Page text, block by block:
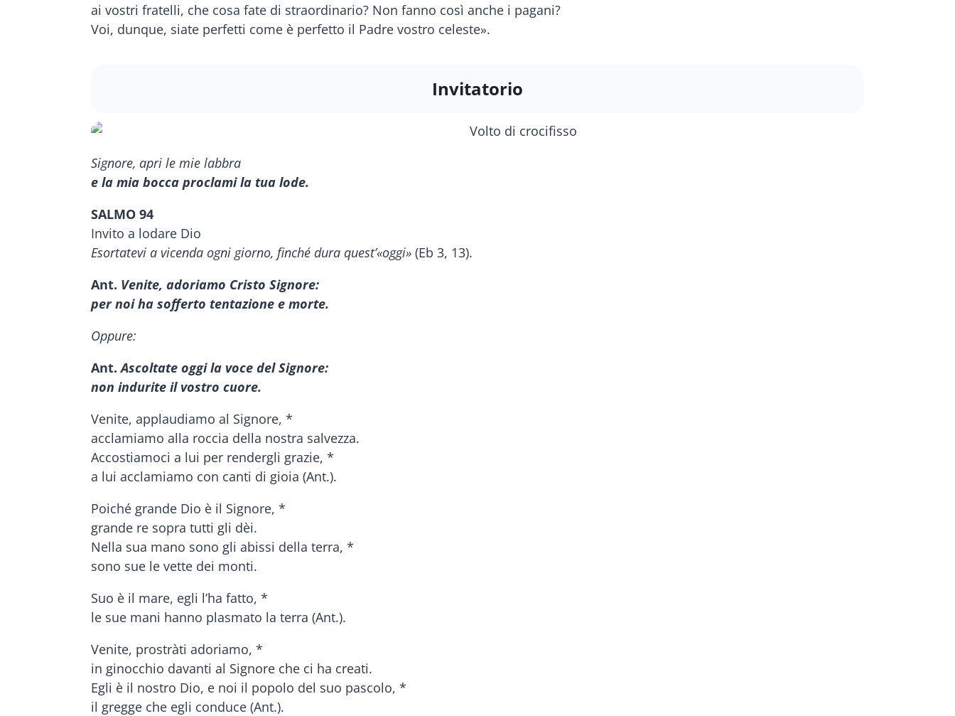
ai vostri fratelli, che cosa fate di straordinario? Non fanno così anche i pagani?
Voi, dunque, siate perfetti come è perfetto il Padre vostro celeste».
Invitatorio
Signore, apri le mie labbra
e la mia bocca proclami la tua lode.
SALMO 94
Invito a lodare Dio
Esortatevi a vicenda ogni giorno, finché dura quest’«oggi» (Eb 3, 13).
Ant. Venite, adoriamo Cristo Signore:
per noi ha sofferto tentazione e morte.
Oppure:
Ant.Ascoltate oggi la voce del Signore:
non indurite il vostro cuore.
Venite, applaudiamo al Signore, *
acclamiamo alla roccia della nostra salvezza.
Accostiamoci a lui per rendergli grazie, *
a lui acclamiamo con canti di gioia (Ant.).
Poiché grande Dio è il Signore, *
grande re sopra tutti gli dèi.
Nella sua mano sono gli abissi della terra, *
sono sue le vette dei monti.
Suo è il mare, egli l’ha fatto, *
le sue mani hanno plasmato la terra (Ant.).
Venite, prostràti adoriamo, *
in ginocchio davanti al Signore che ci ha creati.
Egli è il nostro Dio, e noi il popolo del suo pascolo, *
il gregge che egli conduce (Ant.).